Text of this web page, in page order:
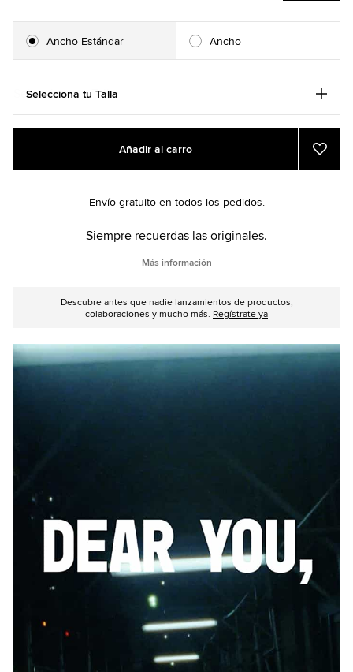
Ancho Estándar Ancho
Selecciona tu Talla
Add
cart
Product
Añadir al carro
a
Envío gratuito en todos los pedidos.
Siempre recuerdas las originales.
Más información
Descubre antes que nadie lanzamientos de productos,
colaboraciones y mucho más. Regístrate ya